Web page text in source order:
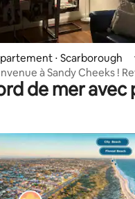
5 sur la base de 8
⋅ Scarborough
à Sandy Cheeks ! Retraite
vue sur l'océan
de mer avec